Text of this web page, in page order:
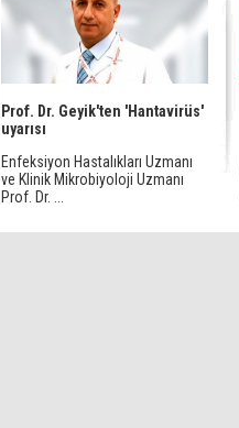
Prof. Dr. Geyik'ten 'Hantavirüs'
uyarısı
Enfeksiyon Hastalıkları Uzmanı
ve Klinik Mikrobiyoloji Uzmanı
Prof. Dr. ...